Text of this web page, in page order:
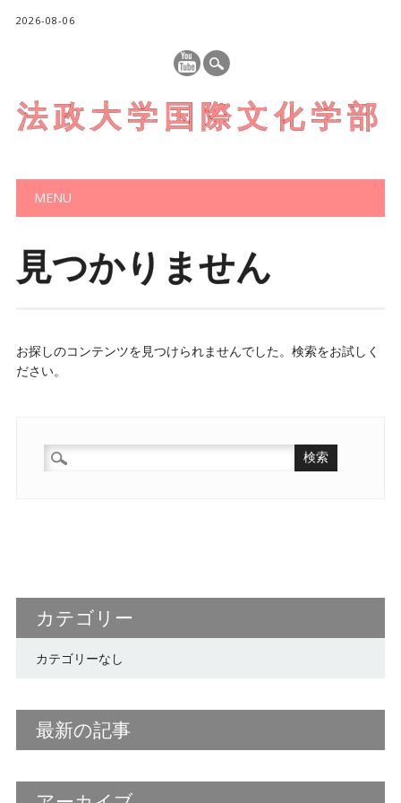
2026-08-06
法政大学国際文化学部
メインメニュー
ン
ツ
へ
ッ
プ
MENU
見つかりません
お探しのコンテンツを見つけられませんでした。検索をお試しく
ださい。
検
カテゴリー
カテゴリーなし
最新の記事